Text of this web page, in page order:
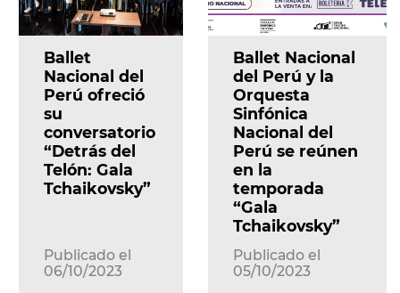
Ballet
Nacional del
Perú ofreció
su
conversatorio
“Detrás del
Telón: Gala
Tchaikovsky”
Publicado el
06/10/2023
Ballet Nacional
del Perú y la
Orquesta
Sinfónica
Nacional del
Perú se reúnen
en la
temporada
“Gala
Tchaikovsky”
Publicado el
05/10/2023